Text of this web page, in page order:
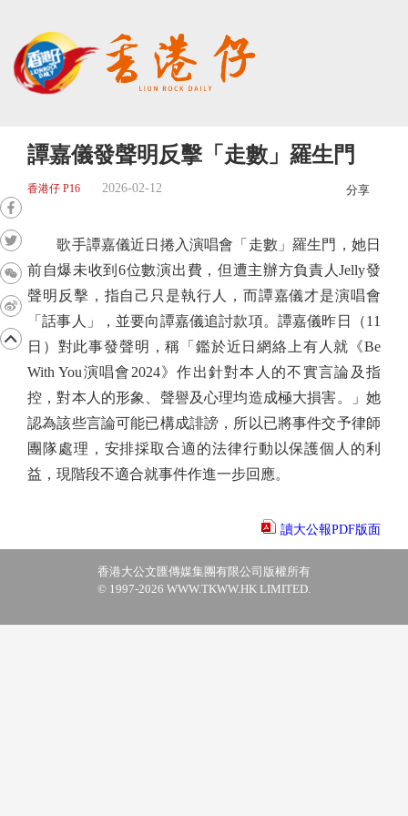
譚嘉儀發聲明反擊「走數」羅生門
香港仔 P16 2026-02-12 分享
歌手譚嘉儀近日捲入演唱會「走數」羅生門，她日
前自爆未收到6位數演出費，但遭主辦方負責人Jelly發
聲明反擊，指自己只是執行人，而譚嘉儀才是演唱會
「話事人」，並要向譚嘉儀追討款項。譚嘉儀昨日（11
日）對此事發聲明，稱「鑑於近日網絡上有人就《Be
With You演唱會2024》作出針對本人的不實言論及指
控，對本人的形象、聲譽及心理均造成極大損害。」她
認為該些言論可能已構成誹謗，所以已將事件交予律師
團隊處理，安排採取合適的法律行動以保護個人的利
益，現階段不適合就事件作進一步回應。
讀大公報PDF版面
香港大公文匯傳媒集團有限公司版權所有
© 1997-2026 WWW.TKWW.HK LIMITED.